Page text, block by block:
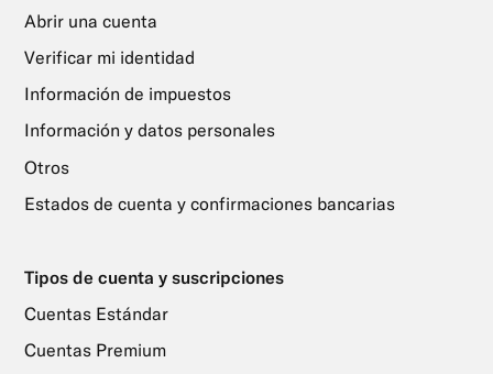
Abrir una cuenta
Verificar mi identidad
Información de impuestos
Información y datos personales
Otros
Estados de cuenta y confirmaciones bancarias
Tipos de cuenta y suscripciones
Cuentas Estándar
Cuentas Premium